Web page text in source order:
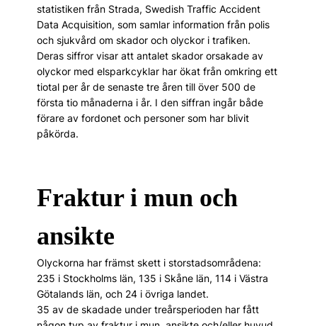
statistiken från Strada, Swedish Traffic Accident
Data Acquisition, som samlar information från polis
och sjukvård om skador och olyckor i trafiken.
Deras siffror visar att antalet skador orsakade av
olyckor med elsparkcyklar har ökat från omkring ett
tiotal per år de senaste tre åren till över 500 de
första tio månaderna i år. I den siffran ingår både
förare av fordonet och personer som har blivit
påkörda.
Fraktur i mun och
ansikte
Olyckorna har främst skett i storstadsområdena:
235 i Stockholms län, 135 i Skåne län, 114 i Västra
Götalands län, och 24 i övriga landet.
35 av de skadade under treårsperioden har fått